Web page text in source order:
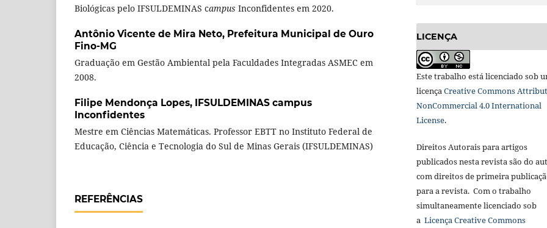
Biológicas pelo IFSULDEMINAS campus Inconfidentes em 2020.
Antônio Vicente de Mira Neto, Prefeitura Municipal de Ouro
Fino-MG
Graduação em Gestão Ambiental pela Faculdades Integradas ASMEC em
2008.
Filipe Mendonça Lopes, IFSULDEMINAS campus
Inconfidentes
Mestre em Ciências Matemáticas. Professor EBTT no Instituto Federal de
Educação, Ciência e Tecnologia do Sul de Minas Gerais (IFSULDEMINAS)
REFERÊNCIAS
LICENÇA
Este trabalho está licenciado sob
licençaCreative Commons
NonCommercial 4.0 International
License.
Direitos Autorais para artigos
publicados nesta revista são do
com direitos de primeira
para a revista. Com o trabalho
simultaneamente licenciado sob
a Licença Creative Commons